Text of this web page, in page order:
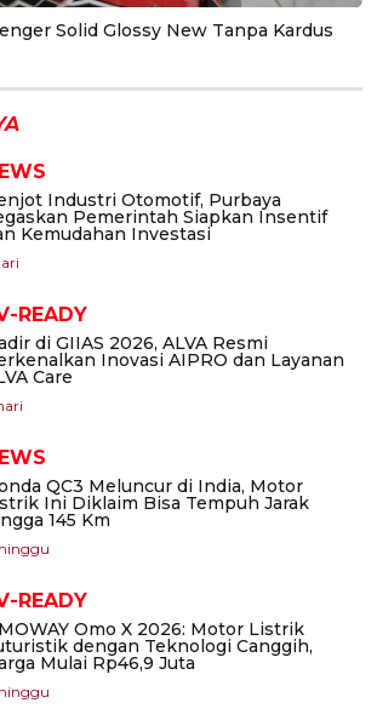
Solid Glossy New Tanpa Kardus
Industri Otomotif, Purbaya
Pemerintah Siapkan Insentif
Kemudahan Investasi
READY
di GIIAS 2026, ALVA Resmi
Inovasi AIPRO dan Layanan
Care
QC3 Meluncur di India, Motor
Ini Diklaim Bisa Tempuh Jarak
145 Km
READY
Omo X 2026: Motor Listrik
dengan Teknologi Canggih,
Mulai Rp46,9 Juta